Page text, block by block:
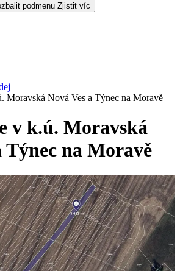
podmenu Zjistit víc
Moravská Nová Ves a Týnec na Moravě
v k.ú. Moravská
Týnec na Moravě